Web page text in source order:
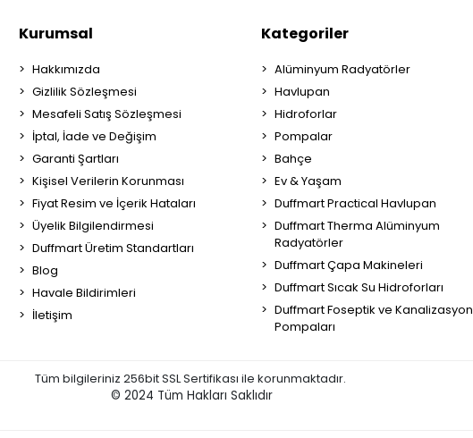
Kurumsal
Hakkımızda
Gizlilik Sözleşmesi
Mesafeli Satış Sözleşmesi
İptal, İade ve Değişim
Garanti Şartları
Kişisel Verilerin Korunması
Fiyat Resim ve İçerik Hataları
Üyelik Bilgilendirmesi
Duffmart Üretim Standartları
Blog
Havale Bildirimleri
İletişim
Kategoriler
Alüminyum Radyatörler
Havlupan
Hidroforlar
Pompalar
Bahçe
Ev & Yaşam
Duffmart Practical Havlupan
Duffmart Therma Alüminyum
Radyatörler
Duffmart Çapa Makineleri
Duffmart Sıcak Su Hidroforları
Duffmart Foseptik ve Kanalizasyon
Pompaları
Tüm bilgileriniz 256bit SSL Sertifikası ile korunmaktadır.
© 2024 Tüm Hakları Saklıdır